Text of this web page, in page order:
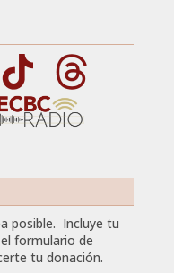
posible. Incluye tu
formulario de
tu donación.